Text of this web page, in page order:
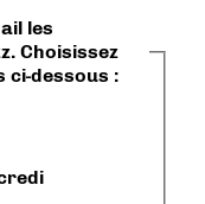
les
Choisissez
ci-dessous :